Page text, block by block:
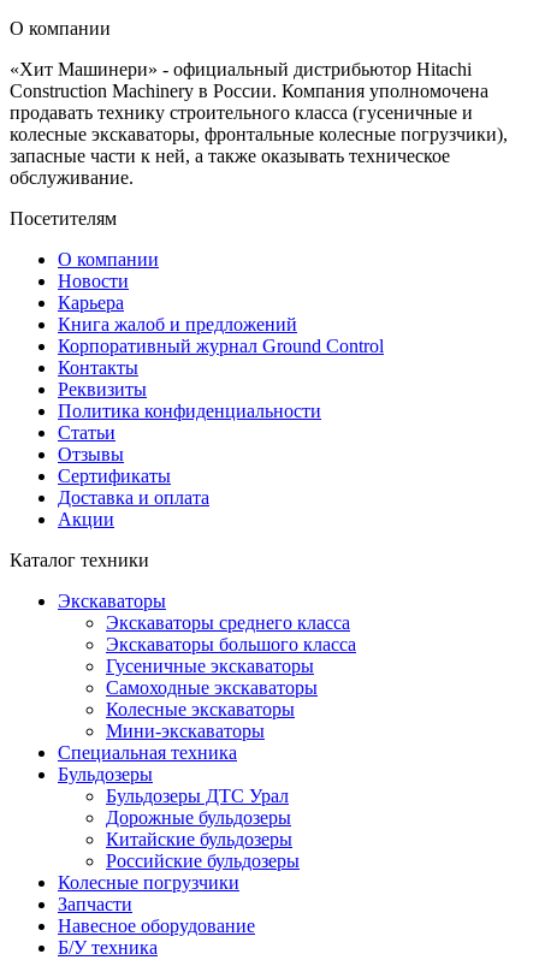
О компании
«Хит Машинери» - официальный дистрибьютор Hitachi
Construction Machinery в России. Компания уполномочена
продавать технику строительного класса (гусеничные и
колесные экскаваторы, фронтальные колесные погрузчики),
запасные части к ней, а также оказывать техническое
обслуживание.
Посетителям
О компании
Новости
Карьера
Книга жалоб и предложений
Корпоративный журнал Ground Control
Контакты
Реквизиты
Политика конфиденциальности
Статьи
Отзывы
Сертификаты
Доставка и оплата
Акции
Каталог техники
Экскаваторы
Экскаваторы среднего класса
Экскаваторы большого класса
Гусеничные экскаваторы
Самоходные экскаваторы
Колесные экскаваторы
Мини-экскаваторы
Специальная техника
Бульдозеры
Бульдозеры ДТС Урал
Дорожные бульдозеры
Китайские бульдозеры
Российские бульдозеры
Колесные погрузчики
Запчасти
Навесное оборудование
Б/У техника